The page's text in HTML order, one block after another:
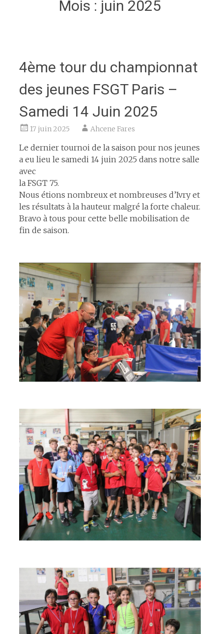
Mois : juin 2025
4ème tour du championnat
des jeunes FSGT Paris –
Samedi 14 Juin 2025
17 juin 2025 Ahcene Fares
Le dernier tournoi de la saison pour nos jeunes
a eu lieu le samedi 14 juin 2025 dans notre salle
avec
la FSGT 75.
Nous étions nombreux et nombreuses d’Ivry et
les résultats à la hauteur malgré la forte chaleur.
Bravo à tous pour cette belle mobilisation de
fin de saison.